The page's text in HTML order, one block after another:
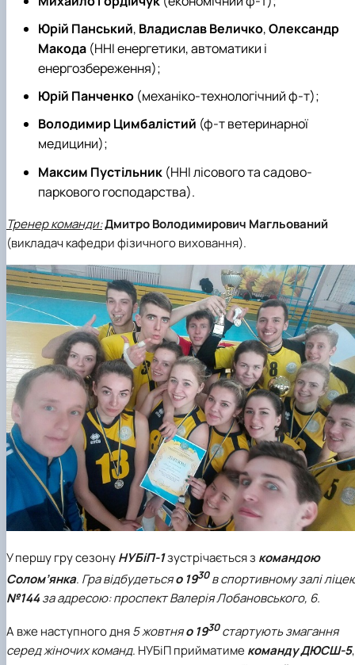
Юрій Панський, Владислав Величко,Олександр
Макода (ННІ енергетики, автоматики і
енергозбереження);
Юрій Панченко (механіко-технологічний ф-т);
Володимир Цимбалістий (ф-т ветеринарної
медицини);
Максим Пустільник (ННІ лісового та садово-
паркового господарства).
Тренер команди:Дмитро Володимирович Магльований
(викладач кафедри фізичного виховання).
У першу гру сезонуНУБіП-1зустрічається з командою
Солом’янка. Гра відбудетьсяо 1930в спортивному залі
№144за адресою: проспект Валерія Лобановського, 6.
А вже наступного дня5 жовтняо 1930стартують змагання
серед жіночих команд. НУБіП прийматимекоманду ДЮСШ-5,